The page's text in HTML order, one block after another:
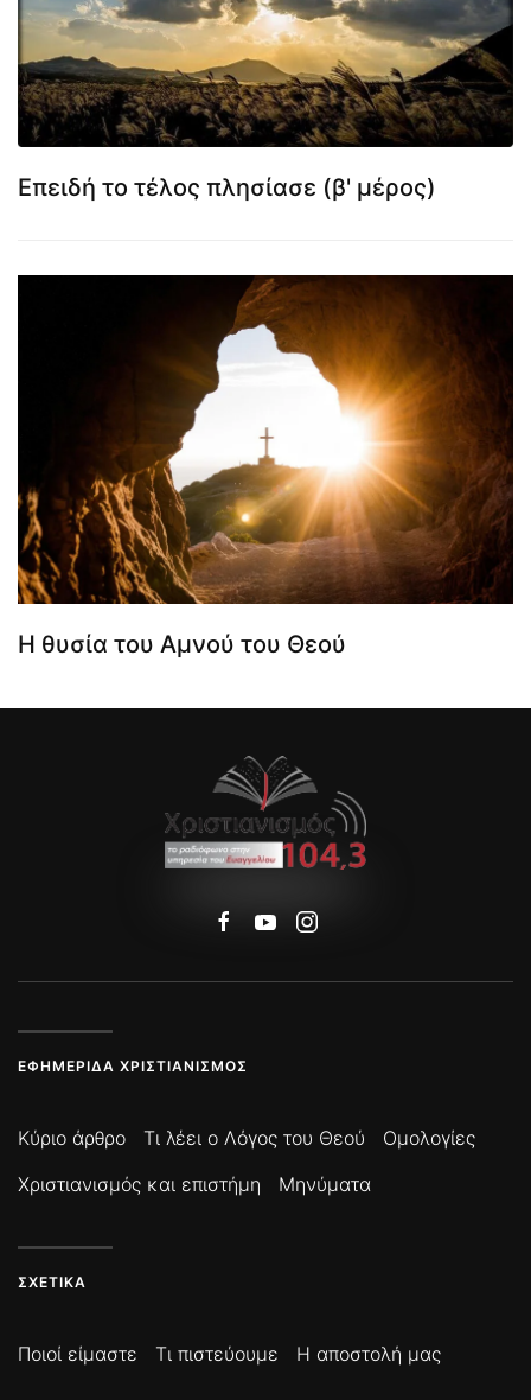
Επειδή το τέλος πλησίασε (β' μέρος)
Η θυσία του Αμνού του Θεού
ΕΦΗΜΕΡΊΔΑ ΧΡΙΣΤΙΑΝΙΣΜΌΣ
Κύριο άρθρο Τι λέει ο Λόγος του Θεού
Ομολογίες
Χριστιανισμός και επιστήμη
Μηνύματα
ΣΧΕΤΙΚΆ
Ποιοί είμαστε Τι πιστεύουμε Η αποστολή μας